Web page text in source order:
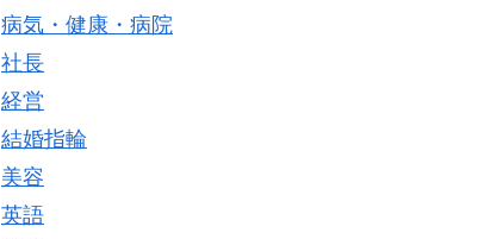
病気・健康・病院
社長
経営
結婚指輪
美容
英語